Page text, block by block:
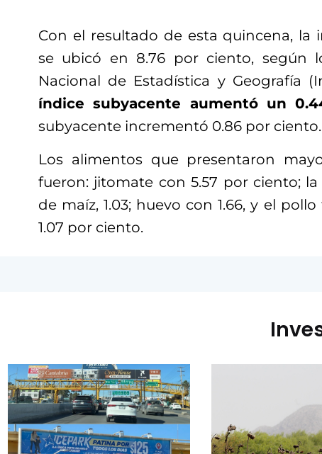
Con el resultado de esta quincena, la
se ubicó en 8.76 por ciento, según
Nacional de Estadística y Geografía
índice subyacente aumentó un
subyacente incrementó 0.86 por ciento.
Los alimentos que presentaron
fueron: jitomate con 5.57 por ciento; la
de maíz, 1.03; huevo con 1.66, y el
1.07 por ciento.